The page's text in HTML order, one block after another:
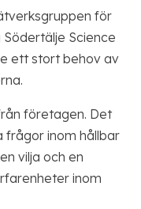
för
Science
ett stort behov av
företagen. Det
frågor inom hållbar
vilja och en
inom